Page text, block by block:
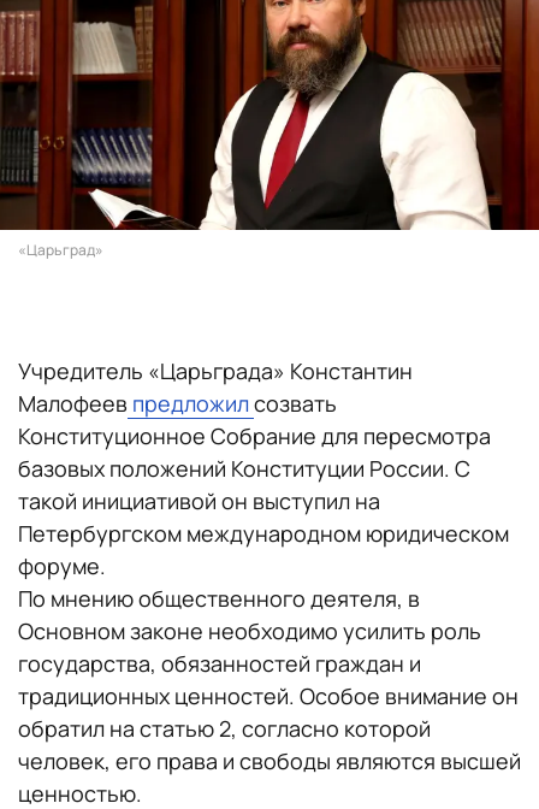
«Царьград»
Учредитель «Царьграда» Константин
Малофеев предложилсозвать
Конституционное Собрание для пересмотра
базовых положений Конституции России. С
такой инициативой он выступил на
Петербургском международном юридическом
форуме.
По мнению общественного деятеля, в
Основном законе необходимо усилить роль
государства, обязанностей граждан и
традиционных ценностей. Особое внимание он
обратил на статью 2, согласно которой
человек, его права и свободы являются высшей
ценностью.